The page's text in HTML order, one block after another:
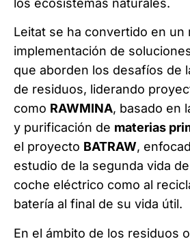
los ecosistemas naturales.
Leitat se ha convertido en un
implementación de
que aborden los desafíos de
de residuos, liderando
como RAWMINA, basado en
y purificación de materias
el proyecto BATRAW,
estudio de la segunda vida
coche eléctrico como al
batería al final de su vida útil.
En el ámbito de los residuos